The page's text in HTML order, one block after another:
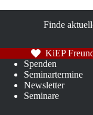
Finde
KiEP
Spenden
Seminartermine
Newsletter
Seminare